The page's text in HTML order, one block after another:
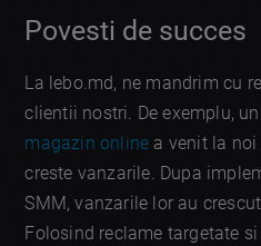
Povesti de succes
La lebo.md, ne mandrim cu
clientii nostri. De exemplu,
magazin online a venit la noi
creste vanzarile. Dupa
SMM, vanzarile lor au
Folosind reclame targetate